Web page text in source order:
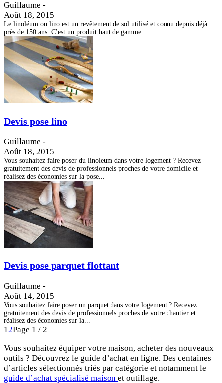
Guillaume -
Août 18, 2015
Le linoléum ou lino est un revêtement de sol utilisé et connu depuis déjà
près de 150 ans. C’est un produit haut de gamme...
Devis pose lino
Guillaume -
Août 18, 2015
Vous souhaitez faire poser du linoleum dans votre logement ? Recevez
gratuitement des devis de professionnels proches de votre domicile et
réalisez des économies sur la pose...
Devis pose parquet flottant
Guillaume -
Août 14, 2015
Vous souhaitez faire poser un parquet dans votre logement ? Recevez
gratuitement des devis de professionnels proches de votre chantier et
réalisez des économies sur la...
1 2Page 1 / 2
Vous souhaitez équiper votre maison, acheter des nouveaux
outils ? Découvrez le guide d’achat en ligne. Des centaines
d’articles sélectionnés triés par catégorie et notamment le
guide d’achat spécialisé maison et outillage.